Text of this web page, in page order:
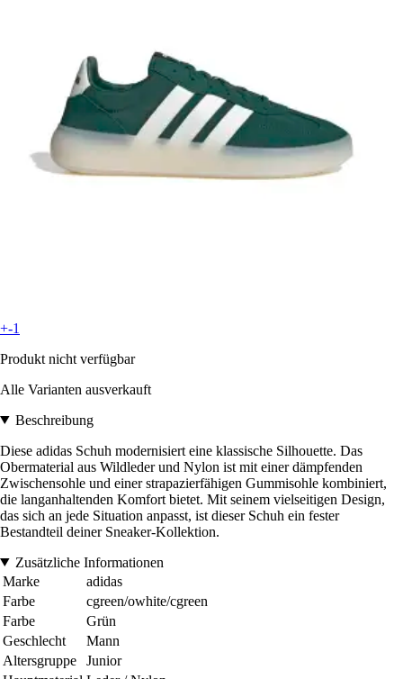
+-1
Produkt nicht verfügbar
Alle Varianten ausverkauft
Beschreibung
Diese adidas Schuh modernisiert eine klassische Silhouette. Das
Obermaterial aus Wildleder und Nylon ist mit einer dämpfenden
Zwischensohle und einer strapazierfähigen Gummisohle kombiniert,
die langanhaltenden Komfort bietet. Mit seinem vielseitigen Design,
das sich an jede Situation anpasst, ist dieser Schuh ein fester
Bestandteil deiner Sneaker-Kollektion.
Zusätzliche Informationen
Marke
adidas
Farbe
cgreen/owhite/cgreen
Farbe
Grün
Geschlecht
Mann
Altersgruppe
Junior